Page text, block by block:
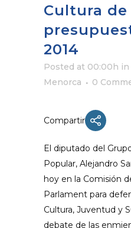
Cultura de
2014
Posted at 00:00h
Menorca
0
Compartir
El diputado del
Popular, Alejandro
hoy en la Comisión
Parlament para
Cultura, Juventud y
debate de las